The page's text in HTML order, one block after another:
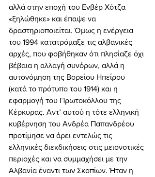
αλλά στην εποχή του Ενβέρ Χότζα
«ξηλώθηκε» και έπαψε να
δραστηριοποιείται. Όμως η ενέργεια
του 1994 κατατρόμαξε τις αλβανικές
αρχές, που φοβήθηκαν ότι πλησίαζε όχι
βέβαια η αλλαγή συνόρων, αλλά η
αυτονόμηση της Βορείου Ηπείρου
(κατά το πρότυπο του 1914) και η
εφαρμογή του Πρωτοκόλλου της
Κέρκυρας. Αντ’ αυτού η τότε ελληνική
κυβέρνηση του Ανδρέα Παπανδρέου
προτίμησε να άρει εντελώς τις
ελληνικές διεκδικήσεις στις μειονοτικές
περιοχές και να συμμαχήσει με την
Αλβανία έναντι των Σκοπίων. Ήταν η